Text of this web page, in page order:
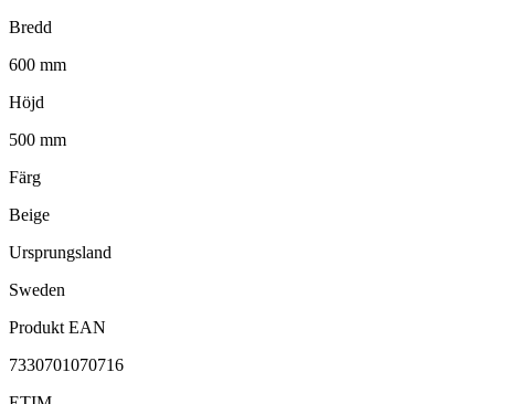
Bredd
600 mm
Höjd
500 mm
Färg
Beige
Ursprungsland
Sweden
Produkt EAN
7330701070716